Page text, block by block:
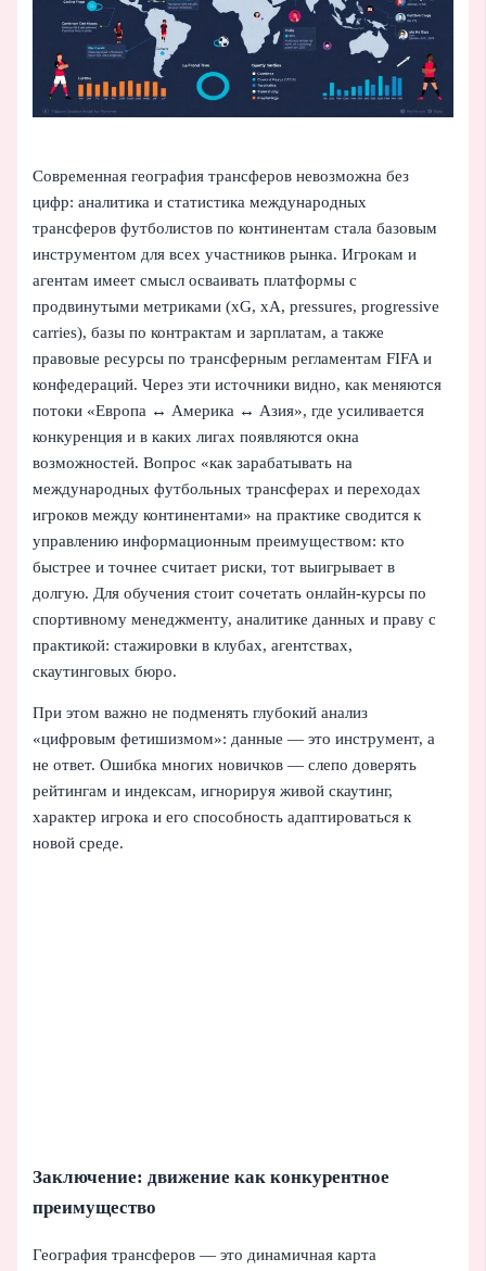
Современная география трансферов невозможна без
цифр: аналитика и статистика международных
трансферов футболистов по континентам стала базовым
инструментом для всех участников рынка. Игрокам и
агентам имеет смысл осваивать платформы с
продвинутыми метриками (xG, xA, pressures, progressive
carries), базы по контрактам и зарплатам, а также
правовые ресурсы по трансферным регламентам FIFA и
конфедераций. Через эти источники видно, как меняются
потоки «Европа ↔ Америка ↔ Азия», где усиливается
конкуренция и в каких лигах появляются окна
возможностей. Вопрос «как зарабатывать на
международных футбольных трансферах и переходах
игроков между континентами» на практике сводится к
управлению информационным преимуществом: кто
быстрее и точнее считает риски, тот выигрывает в
долгую. Для обучения стоит сочетать онлайн‑курсы по
спортивному менеджменту, аналитике данных и праву с
практикой: стажировки в клубах, агентствах,
скаутинговых бюро.
При этом важно не подменять глубокий анализ
«цифровым фетишизмом»: данные — это инструмент, а
не ответ. Ошибка многих новичков — слепо доверять
рейтингам и индексам, игнорируя живой скаутинг,
характер игрока и его способность адаптироваться к
новой среде.
Заключение: движение как конкурентное
преимущество
География трансферов — это динамичная карта